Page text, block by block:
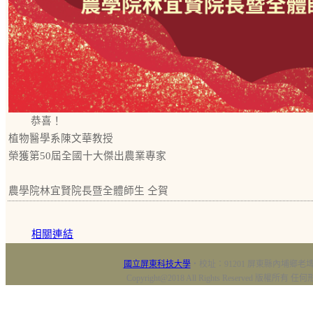
恭喜！
植物醫學系陳文華教授
榮獲第50屆全國十大傑出農業專家
農學院林宜賢院長暨全體師生 仝賀
相關連結
國立屏東科技大學‧校址：91201 屏東縣內埔鄉老